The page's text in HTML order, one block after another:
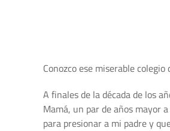
Conozco ese miserable colegio
A finales de la década de los
Mamá, un par de años mayor
para presionar a mi padre y